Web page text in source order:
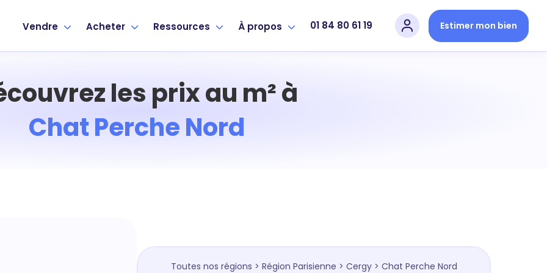
Vendre Acheter Ressources À propos 01 84 80 61 19 Estimer mon bien
les prix au m² à
Chat Perche Nord
Toutes nos régions > Région Parisienne > Cergy> Chat Perche Nord